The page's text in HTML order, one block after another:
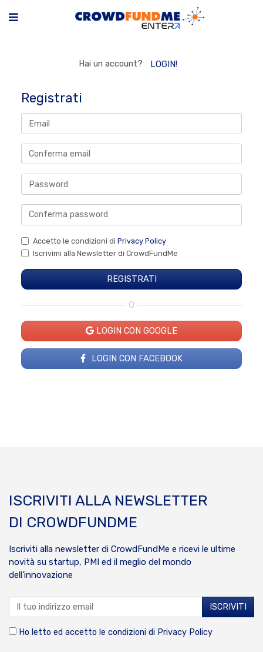
Hai un account? LOGIN!
Registrati
Accetto le condizioni di Privacy Policy
Iscrivimi alla Newsletter di CrowdFundMe
O
LOGIN CON GOOGLE
LOGIN CON FACEBOOK
ISCRIVITI ALLA NEWSLETTER
DI CROWDFUNDME
Iscriviti alla newsletter di CrowdFundMe e ricevi le ultime
novità su startup, PMI ed il meglio del mondo
dell’innovazione
Ho letto ed accetto le condizioni di Privacy Policy